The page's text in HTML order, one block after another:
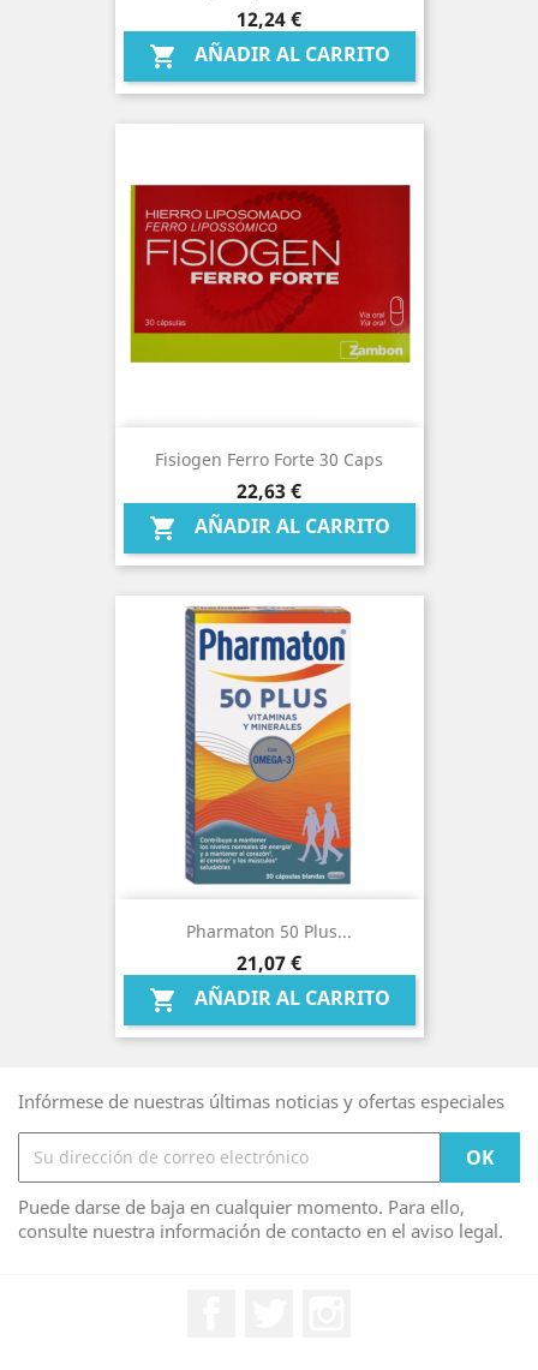
Precio
12,24 €
 AÑADIR AL CARRITO
Fisiogen Ferro Forte 30 Caps
Precio
22,63 €
 AÑADIR AL CARRITO
Pharmaton 50 Plus...
Precio
21,07 €
 AÑADIR AL CARRITO
Infórmese de nuestras últimas noticias y ofertas especiales
Puede darse de baja en cualquier momento. Para ello,
consulte nuestra información de contacto en el aviso legal.